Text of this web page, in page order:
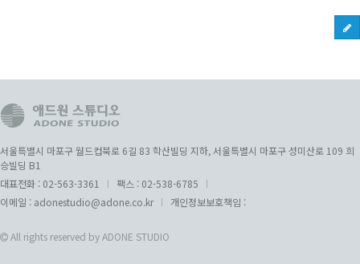
서울특별시 마포구 월드컵북로 6길 83 학산빌딩 지하, 서울특별시 마포구 성미산로 109 희
승빌딩 B1
대표전화 : 02-563-3361 팩스 : 02-538-6785
이메일 : adonestudio@adone.co.kr 개인정보보호책임 :
All rights reserved by ADONE STUDIO